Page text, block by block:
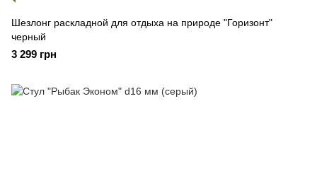
Шезлонг раскладной для отдыха на природе "Горизонт"
черный
3 299 грн